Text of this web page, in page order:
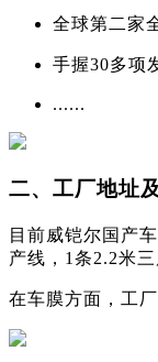
全球第二家
手握30多项
......
二、工厂地址
目前威铠尔国产
产线，1条2.2米
在车膜方面，工